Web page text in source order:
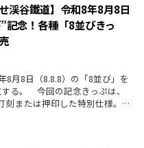
せ渓谷鐵道】令和8年8月8日
記念！各種「8並びきっ
月8日（8.8.8）の「8並び」を
る。 今回の記念きっぷは、
刻または押印した特別仕様。…